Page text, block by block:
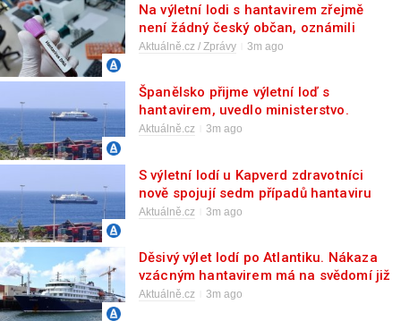
Na výletní lodi s hantavirem zřejmě
není žádný český občan, oznámili
hygienici
Aktuálně.cz / Zprávy 3m ago
Španělsko přijme výletní loď s
hantavirem, uvedlo ministerstvo.
Kanáry nesouhlasí
Aktuálně.cz 3m ago
S výletní lodí u Kapverd zdravotníci
nově spojují sedm případů hantaviru
Aktuálně.cz 3m ago
Děsivý výlet lodí po Atlantiku. Nákaza
vzácným hantavirem má na svědomí již
tři životy
Aktuálně.cz 3m ago